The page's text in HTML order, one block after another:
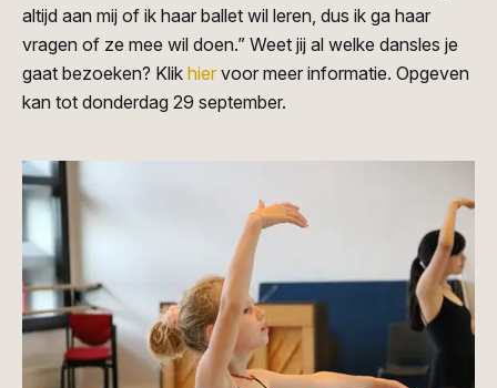
altijd aan mij of ik haar ballet wil leren, dus ik ga haar
vragen of ze mee wil doen.” Weet jij al welke dansles je
gaat bezoeken? Klik hier voor meer informatie. Opgeven
kan tot donderdag 29 september.